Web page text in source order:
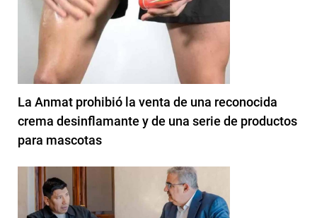
La Anmat prohibió la venta de una reconocida
crema desinflamante y de una serie de productos
para mascotas